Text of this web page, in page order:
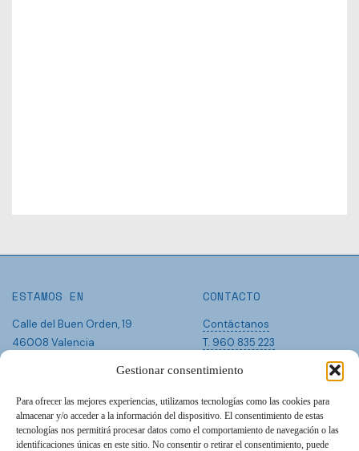
Gestionar consentimiento
Para ofrecer las mejores experiencias, utilizamos tecnologías como las cookies para
almacenar y/o acceder a la información del dispositivo. El consentimiento de estas
tecnologías nos permitirá procesar datos como el comportamiento de navegación o las
identificaciones únicas en este sitio. No consentir o retirar el consentimiento, puede
ESTAMOS EN
Calle del Buen Orden, 19
46008 Valencia
CONTACTO
Contáctanos
T. 960 835 223
HORARIO
Abrimos todos los días:
SÍGUENOS
Instagram